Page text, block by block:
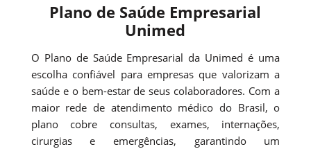
Plano de Saúde Empresarial
Unimed
O Plano de Saúde Empresarial da Unimed é uma
escolha confiável para empresas que valorizam a
saúde e o bem-estar de seus colaboradores. Com a
maior rede de atendimento médico do Brasil, o
plano cobre consultas, exames, internações,
cirurgias e emergências, garantindo um